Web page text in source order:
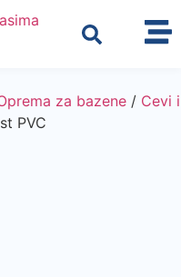
za bazene / Cevi i
PVC